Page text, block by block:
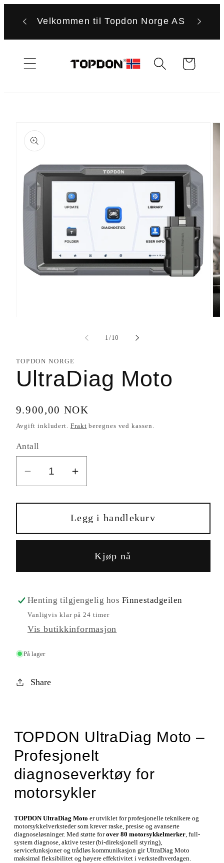
videre til
Velkommen til Topdon Norge AS
Handlekurv
til
1/av
10
TOPDON NORGE
UltraDiag Moto
Vanlig
pris
9.900,00 NOK
Avgift inkludert. Frakt beregnes ved kassen.
Antall
Senk
antallet
for
UltraDiag
Moto
Øk
antallet
for
UltraDiag
Moto
Legg i handlekurv
Kjøp nå
Henting tilgjengelig hos Finnestadgeilen
Vanligvis klar på 24 timer
Vis butikkinformasjon
På lager
Share
TOPDON UltraDiag Moto –
Profesjonelt
diagnoseverktøy for
motorsykler
TOPDON UltraDiag Moto er utviklet for profesjonelle teknikere og
motorsykkelverksteder som krever raske, presise og avanserte
diagnoseløsninger. Med støtte forover 80 motorsykkelmerker, full-
system diagnose, aktive tester (bi-direksjonell styring),
servicefunksjoner og trådløs kommunikasjon gir UltraDiag Moto
maksimal fleksibilitet og høyere effektivitet i verkstedhverdagen.